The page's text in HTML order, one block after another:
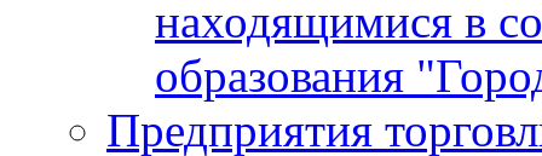
находящимися в
образования
Предприятия